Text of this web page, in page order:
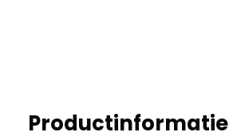
Productinformatie